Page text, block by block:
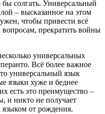
солгать. Универсальный
– высказанное на этом
чтобы привести всё
вопросам, прекратить войны
универсальных
Всё более важное
универсальный язык
языки хуже и беднее
есть это преимущество –
и никто не получает
языком от рождения.